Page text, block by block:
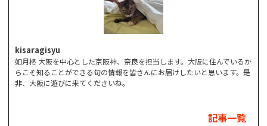
kisaragisyu
如月柊 大阪を中心とした京阪神、奈良を担当します。大阪に住んでいるか
らこそ知ることができる旬の情報を皆さんにお届けしたいと思います。是
非、大阪に遊びに来てくださいね。
記事一覧